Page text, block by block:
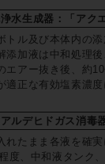
水生成器：「アク
トル及び本体内の
添加液は中和処理
エアー抜き後、約
適正な有効塩素濃
ルデヒドガス消毒
れたまま各液を確
度、中和液タンク